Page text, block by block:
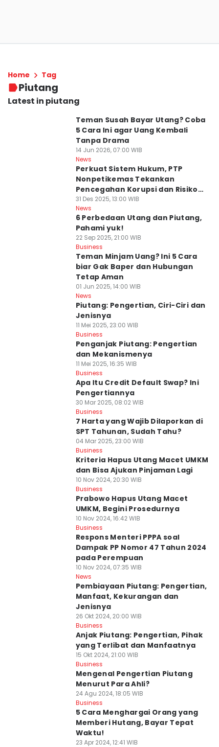
Home Tag
Piutang
Latest in piutang
Teman Susah Bayar Utang? Coba
5 Cara Ini agar Uang Kembali
Tanpa Drama
14 Jun 2026, 07:00 WIB
News
Perkuat Sistem Hukum, PTP
Nonpetikemas Tekankan
Pencegahan Korupsi dan Risiko
Piutang
31 Des 2025, 13:00 WIB
News
6 Perbedaan Utang dan Piutang,
Pahami yuk!
22 Sep 2025, 21:00 WIB
Business
Teman Minjam Uang? Ini 5 Cara
biar Gak Baper dan Hubungan
Tetap Aman
01 Jun 2025, 14:00 WIB
News
Piutang: Pengertian, Ciri-Ciri dan
Jenisnya
11 Mei 2025, 23:00 WIB
Business
Penganjak Piutang: Pengertian
dan Mekanismenya
11 Mei 2025, 16:35 WIB
Business
Apa Itu Credit Default Swap? Ini
Pengertiannya
30 Mar 2025, 08:02 WIB
Business
7 Harta yang Wajib Dilaporkan di
SPT Tahunan, Sudah Tahu?
04 Mar 2025, 23:00 WIB
Business
Kriteria Hapus Utang Macet UMKM
dan Bisa Ajukan Pinjaman Lagi
10 Nov 2024, 20:30 WIB
Business
Prabowo Hapus Utang Macet
UMKM, Begini Prosedurnya
10 Nov 2024, 16:42 WIB
Business
Respons Menteri PPPA soal
Dampak PP Nomor 47 Tahun 2024
pada Perempuan
10 Nov 2024, 07:35 WIB
News
Pembiayaan Piutang: Pengertian,
Manfaat, Kekurangan dan
Jenisnya
26 Okt 2024, 20:00 WIB
Business
Anjak Piutang: Pengertian, Pihak
yang Terlibat dan Manfaatnya
15 Okt 2024, 21:00 WIB
Business
Mengenal Pengertian Piutang
Menurut Para Ahli?
24 Agu 2024, 18:05 WIB
Business
5 Cara Menghargai Orang yang
Memberi Hutang, Bayar Tepat
Waktu!
23 Apr 2024, 12:41 WIB